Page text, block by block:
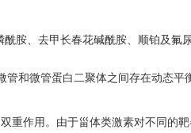
胺、去甲长春花碱酰胺、顺铂及氟尿
和微管蛋白二聚体之间存在动态平
重作用。由于甾体类激素对不同的